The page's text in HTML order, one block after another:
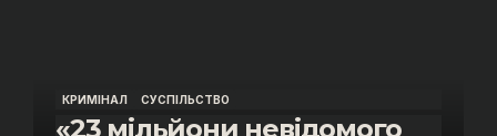
КРИМІНАЛ СУСПІЛЬСТВО
«23 мільйони невідомого